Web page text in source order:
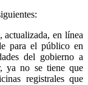
actualizada, en línea
para el público en
del gobierno a
ya no se tiene que
registrales que